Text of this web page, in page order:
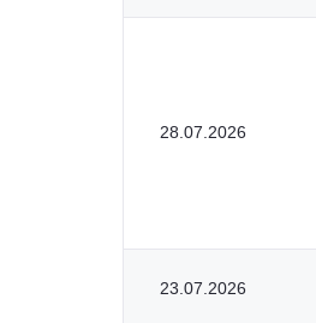
28.07.2026
23.07.2026